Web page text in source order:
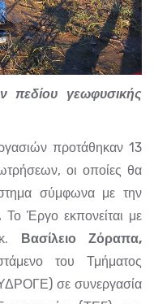
πεδίου γεωφυσικής
προτάθηκαν 13
οι οποίες θα
σύμφωνα με την
Το Έργο εκπονείται με
Βασίλειο Ζόραπα,
του Τμήματος
σε συνεργασία